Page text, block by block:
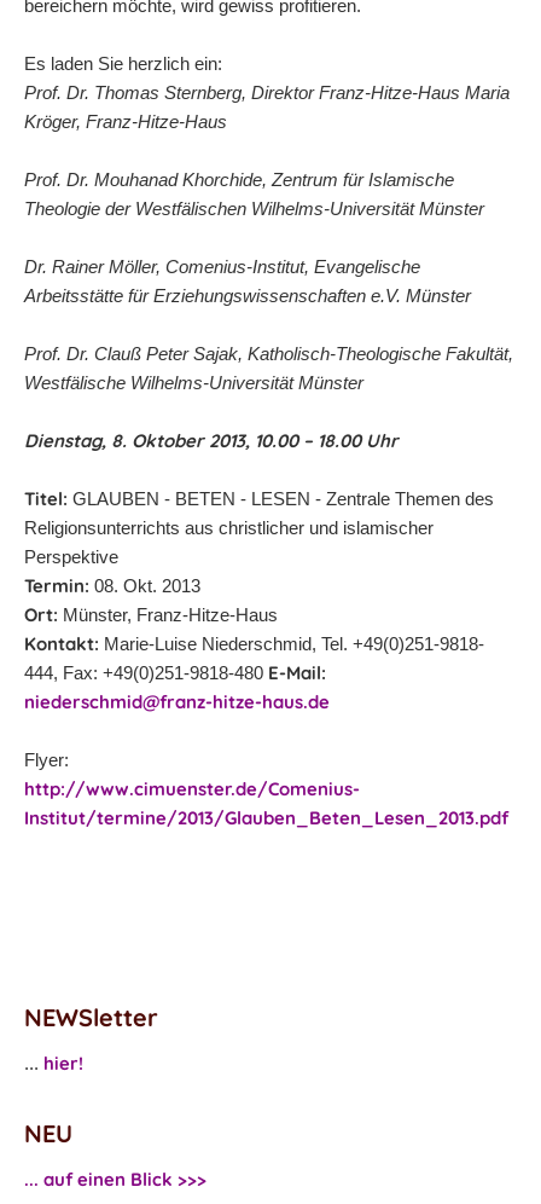
bereichern möchte, wird gewiss profitieren.
Es laden Sie herzlich ein:
Prof. Dr. Thomas Sternberg, Direktor Franz-Hitze-Haus Maria
Kröger, Franz-Hitze-Haus
Prof. Dr. Mouhanad Khorchide, Zentrum für Islamische
Theologie der Westfälischen Wilhelms-Universität Münster
Dr. Rainer Möller, Comenius-Institut, Evangelische
Arbeitsstätte für Erziehungswissenschaften e.V. Münster
Prof. Dr. Clauß Peter Sajak, Katholisch-Theologische Fakultät,
Westfälische Wilhelms-Universität Münster
Dienstag, 8. Oktober 2013, 10.00 – 18.00 Uhr
Titel: GLAUBEN - BETEN - LESEN - Zentrale Themen des
Religionsunterrichts aus christlicher und islamischer
Perspektive
Termin: 08. Okt. 2013
Ort: Münster, Franz-Hitze-Haus
Kontakt: Marie-Luise Niederschmid, Tel. +49(0)251-9818-
444, Fax: +49(0)251-9818-480 E-Mail:
niederschmid@franz-hitze-haus.de
Flyer:
http://www.cimuenster.de/Comenius-
Institut/termine/2013/Glauben_Beten_Lesen_2013.pdf
NEWSletter
... hier!
NEU
... auf einen Blick >>>